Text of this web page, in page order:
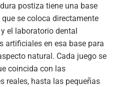
postiza tiene una base
se coloca directamente
el laboratorio dental
artificiales en esa base para
natural. Cada juego se
coincida con las
reales, hasta las pequeñas